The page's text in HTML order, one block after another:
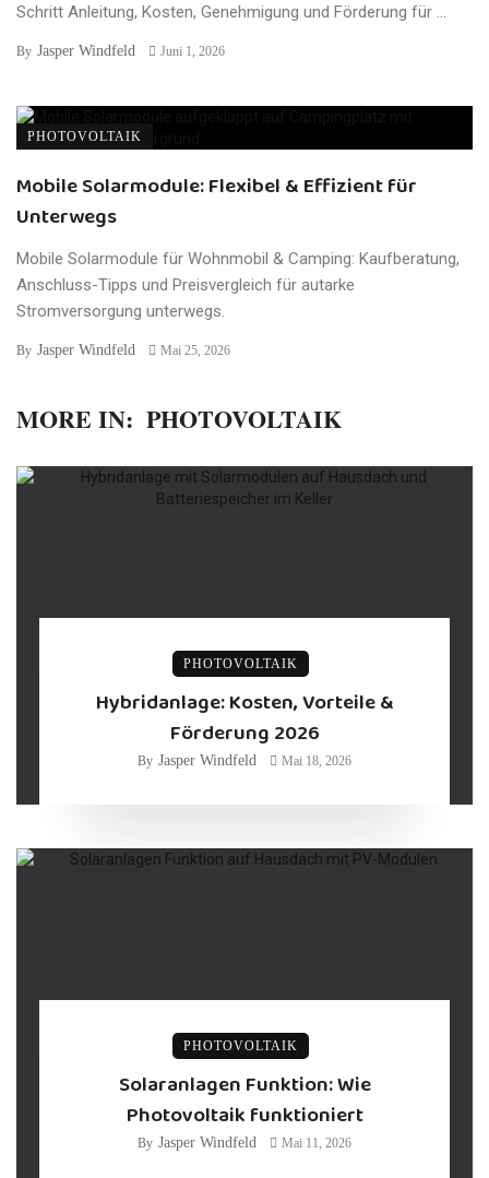
Schritt Anleitung, Kosten, Genehmigung und Förderung für ...
By Jasper Windfeld Juni 1, 2026
PHOTOVOLTAIK
Mobile Solarmodule: Flexibel & Effizient für
Unterwegs
Mobile Solarmodule für Wohnmobil & Camping: Kaufberatung,
Anschluss-Tipps und Preisvergleich für autarke
Stromversorgung unterwegs.
By Jasper Windfeld Mai 25, 2026
MORE IN: PHOTOVOLTAIK
PHOTOVOLTAIK
Hybridanlage: Kosten, Vorteile &
Förderung 2026
By Jasper Windfeld Mai 18, 2026
PHOTOVOLTAIK
Solaranlagen Funktion: Wie
Photovoltaik funktioniert
By Jasper Windfeld Mai 11, 2026